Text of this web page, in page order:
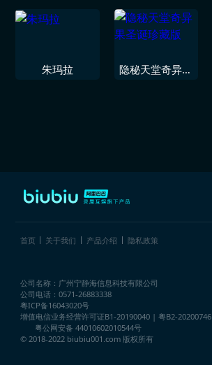
朱玛拉
隐秘天堂奇异果
首页 关于我们 产品介绍 隐私政策
公司名称：广州宁静海信息科技有限公司
公司电话：0571-26883338
粤ICP备16043020号
增值电信业务经营许可证B1-20190040 | 粤B2-20200746
粤公网安备 44010602010544号
© 2018-2022 biubiu001.com 版权所有